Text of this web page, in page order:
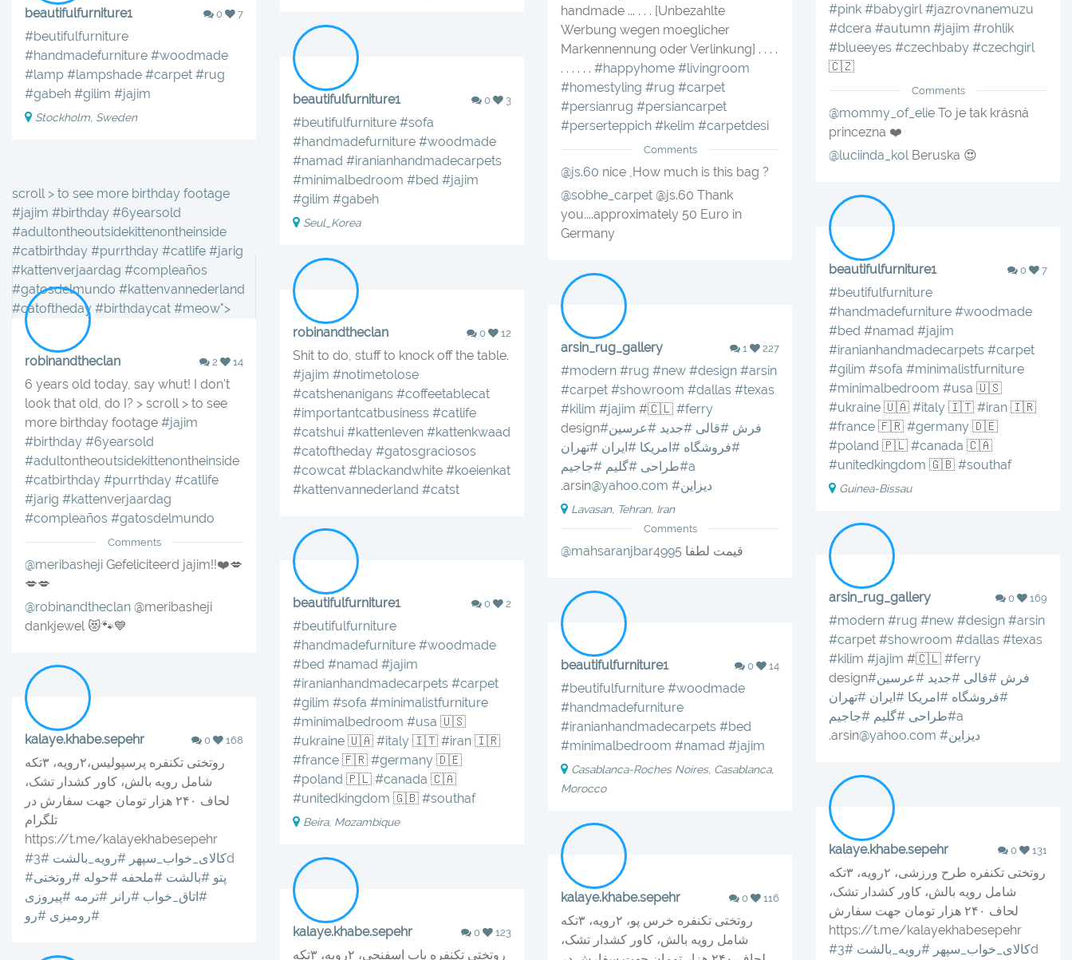
#pink #babygirl #jazrovnanemuzu
#dcera #autumn #jajim #rohlik
#blueeyes #czechbaby #czechgirl
🇨🇿
Comments
@mommy_of_elie To je tak krásná
princezna ❤️
@luciinda_kol Beruska 😍
handmade ... . . . [Unbezahlte
Werbung wegen moeglicher
Markennennung oder Verlinkung] . . . .
. . . . . . #happyhome #livingroom
#homestyling #rug #carpet
#persianrug #persiancarpet
#perserteppich #kelim #carpetdesi
Comments
@js.60 nice ,How much is this bag ?
@sobhe_carpet @js.60 Thank
you....approximately 50 Euro in
Germany
beautifulfurniture1 0 7
#beutifulfurniture
#handmadefurniture #woodmade
#lamp #lampshade #carpet #rug
#gabeh #gilim #jajim
Stockholm, Sweden
beautifulfurniture1 0 3
#beutifulfurniture #sofa
#handmadefurniture #woodmade
#namad #iranianhandmadecarpets
#minimalbedroom #bed #jajim
#gilim #gabeh
Seul_Korea
scroll > to see more birthday footage
#jajim #birthday #6yearsold
#adultontheoutsidekittenontheinside
#catbirthday #purrthday #catlife #jarig
#kattenverjaardag #compleaños
#gatosdelmundo #kattenvannederland
#catoftheday #birthdaycat #meow">
robinandtheclan 2 14
6 years old today, say whut! I don't
look that old, do I? > scroll > to see
more birthday footage #jajim
#birthday #6yearsold
#adultontheoutsidekittenontheinside
#catbirthday #purrthday #catlife
#jarig #kattenverjaardag
#compleaños #gatosdelmundo
Comments
@meribasheji Gefeliciteerd jajim!!❤️💋
💋💋
@robinandtheclan @meribasheji
dankjewel 😻🐾💙
beautifulfurniture1 0 7
#beutifulfurniture
#handmadefurniture #woodmade
#bed #namad #jajim
#iranianhandmadecarpets #carpet
#gilim #sofa #minimalistfurniture
#minimalbedroom #usa 🇺🇸
#ukraine 🇺🇦 #italy 🇮🇹 #iran 🇮🇷
#france 🇫🇷 #germany 🇩🇪
#poland 🇵🇱 #canada 🇨🇦
#unitedkingdom 🇬🇧 #southaf
Guinea-Bissau
robinandtheclan 0 12
Shit to do, stuff to knock off the table.
#jajim #notimetolose
#catshenanigans #coffeetablecat
#importantcatbusiness #catlife
#catshui #kattenleven #kattenkwaad
#catoftheday #gatosgraciosos
#cowcat #blackandwhite #koeienkat
#kattenvannederland #catst
arsin_rug_gallery 1 227
#modern #rug #new #design #arsin
#carpet #showroom #dallas #texas
#kilim #jajim #🇨🇱 #ferry
design
#فرش #قالى #جديد #عرسين
#فروشگاه #امريكا #ايران #تهران
#طراحى #گليم
#جاجيمa
.arsin@yahoo.com #ديزاين
Lavasan, Tehran, Iran
Comments
@mahsaranjbar4995 قیمت لطفا
arsin_rug_gallery 0 169
#modern #rug #new #design #arsin
#carpet #showroom #dallas #texas
#kilim #jajim #🇨🇱 #ferry
design
#فرش #قالى #جديد #عرسين
#فروشگاه #امريكا #ايران #تهران
#طراحى #گليم
#جاجيمa
.arsin@yahoo.com #ديزاين
beautifulfurniture1 0 2
#beutifulfurniture
#handmadefurniture #woodmade
#bed #namad #jajim
#iranianhandmadecarpets #carpet
#gilim #sofa #minimalistfurniture
#minimalbedroom #usa 🇺🇸
#ukraine 🇺🇦 #italy 🇮🇹 #iran 🇮🇷
#france 🇫🇷 #germany 🇩🇪
#poland 🇵🇱 #canada 🇨🇦
#unitedkingdom 🇬🇧 #southaf
Beira, Mozambique
beautifulfurniture1 0 14
#beutifulfurniture #woodmade
#handmadefurniture
#iranianhandmadecarpets #bed
#minimalbedroom #namad #jajim
Casablanca-Roches Noires, Casablanca,
Morocco
kalaye.khabe.sepehr 0 168
روتختی تکنفره پرسپولیس،۲رویه، ۳تکه
شامل رویه بالش، کاور کشدار تشک،
لحاف ۲۴۰ هزار تومان جهت سفارش در
تلگرام
https://t.me/kalayekhabesepehr
#کالای_خواب_سپهر #رویه_بالشت
#3d
#پتو #بالشت #ملحفه #حوله #روتختی
#اتاق_خواب #رانر #ترمه #پیروزی
#رومیزی #رو
kalaye.khabe.sepehr 0 131
روتختی تکنفره طرح ورزشی، ۲رویه، ۳تکه
شامل رویه بالش، کاور کشدار تشک،
لحاف ۲۴۰ هزار تومان جهت سفارش
https://t.me/kalayekhabesepehr
#کالای_خواب_سپهر #رویه_بالشت #3d
kalaye.khabe.sepehr 0 116
روتختی تکنفره خرس پو، ۲رویه، ۳تکه
شامل رویه بالش، کاور کشدار تشک،
kalaye.khabe.sepehr 0 123
روتختی تکنفره باب اسفنجی، ۲رویه، ۳تکه